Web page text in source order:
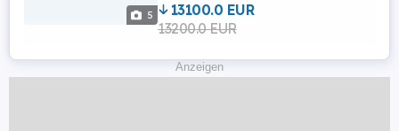
5
13100.0 EUR
13200.0 EUR
Anzeigen